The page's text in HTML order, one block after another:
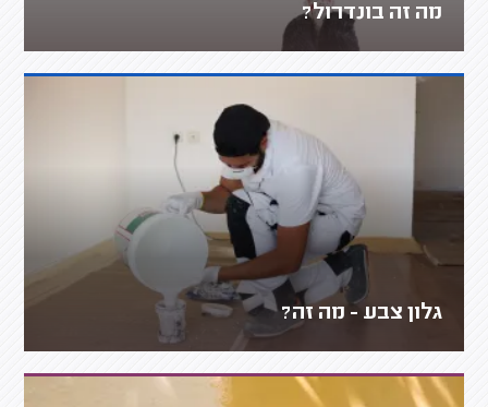
מה זה בונדרול?
גלון צבע - מה זה?